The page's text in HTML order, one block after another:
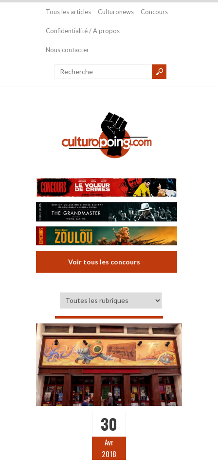
Tous les articles Culturonews Concours
Confidentialité / A propos
Nous contacter
Voir tous les concours
30
Avr
2018